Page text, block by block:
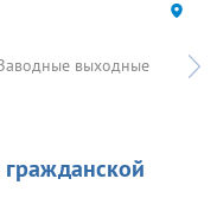
выходные